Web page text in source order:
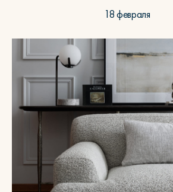
Стул Престон
Textures
18 февраля